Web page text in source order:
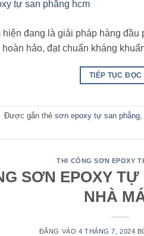
đang là giải pháp hàng
hảo, đạt chuẩn kháng
TIẾP TỤC ĐỌC
Được gắn thẻ sơn epoxy tự san phẳng,
THI CÔNG SƠN EPOXY
SƠN EPOXY
NHÀ
ĐĂNG VÀO 4 THÁNG 7, 2024